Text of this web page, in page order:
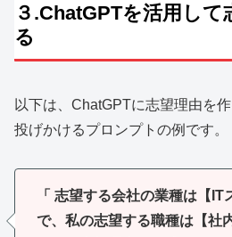
３.ChatGPTを活用して
る
以下は、ChatGPTに志望理由を
投げかけるプロンプトの例です。
「 志望する会社の業種は【IT
で、私の志望する職種は【社